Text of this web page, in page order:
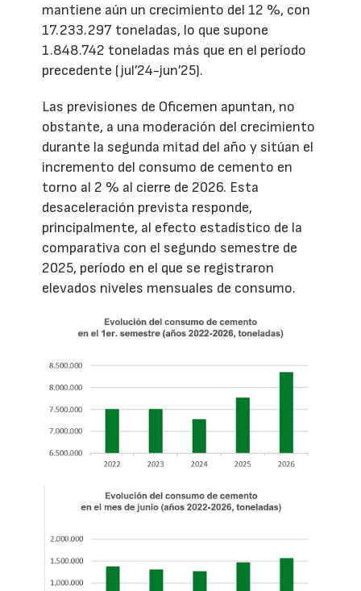
mantiene aún un crecimiento del 12 %, con
17.233.297 toneladas, lo que supone
1.848.742 toneladas más que en el período
precedente (jul’24-jun’25).
Las previsiones de Oficemen apuntan, no
obstante, a una moderación del crecimiento
durante la segunda mitad del año y sitúan el
incremento del consumo de cemento en
torno al 2 % al cierre de 2026. Esta
desaceleración prevista responde,
principalmente, al efecto estadístico de la
comparativa con el segundo semestre de
2025, período en el que se registraron
elevados niveles mensuales de consumo.